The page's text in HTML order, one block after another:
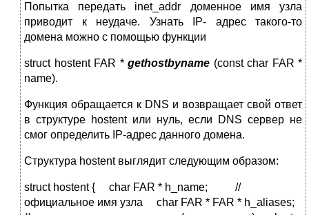
Попытка передать inet_addr доменное имя узла
приводит к неудаче. Узнать IP- адрес такого-то
домена можно с помощью функции
struct hostent FAR * gethostbyname (const char FAR *
name).
Функция обращается к DNS и возвращает свой ответ
в структуре hostent или нуль, если DNS сервер не
смог определить IP-адрес данного домена.
Структура hostent выглядит следующим образом:
struct hostent { char FAR * h_name; //
официальное имя узла char FAR * FAR * h_aliases;